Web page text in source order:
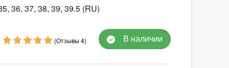
36, 37, 38, 39, 39.5 (RU)
(Отзывы 4) В наличии